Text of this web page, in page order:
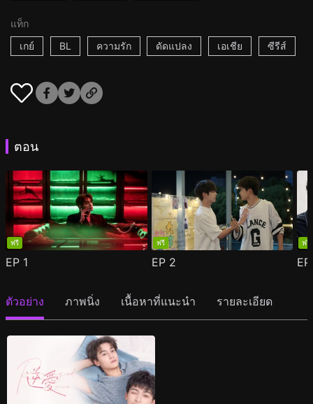
แท็ก
เกย์
BL ความรัก ดัดแปลง เอเชีย ซีรีส์
ตอน
ฟรี
EP 1
ฟรี
EP 2
ฟรี
ตัวอย่าง ภาพนิ่ง เนื้อหาที่แนะนำ รายละเอียด